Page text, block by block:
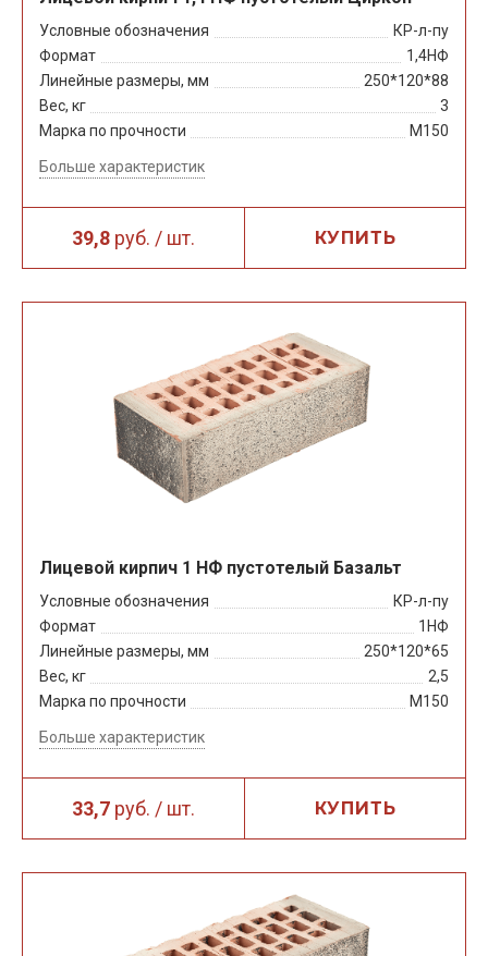
39,8 руб. / шт. КУПИТЬ
Условные обозначения
КР-л-пу
Формат
1,4НФ
Линейные размеры, мм
250*120*88
Вес, кг
3
Марка по прочности
М150
Больше характеристик
33,7 руб. / шт. КУПИТЬ
Лицевой кирпич 1 НФ пустотелый Базальт
Условные обозначения
КР-л-пу
Формат
1НФ
Линейные размеры, мм
250*120*65
Вес, кг
2,5
Марка по прочности
М150
Больше характеристик